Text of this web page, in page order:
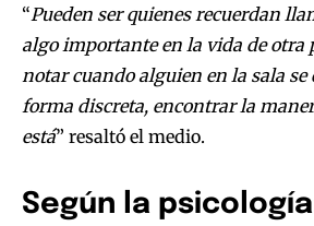
“Pueden ser quienes recuerdan
algo importante en la vida de otra
notar cuando alguien en la sala se
forma discreta, encontrar la
está” resaltó el medio.
Según la